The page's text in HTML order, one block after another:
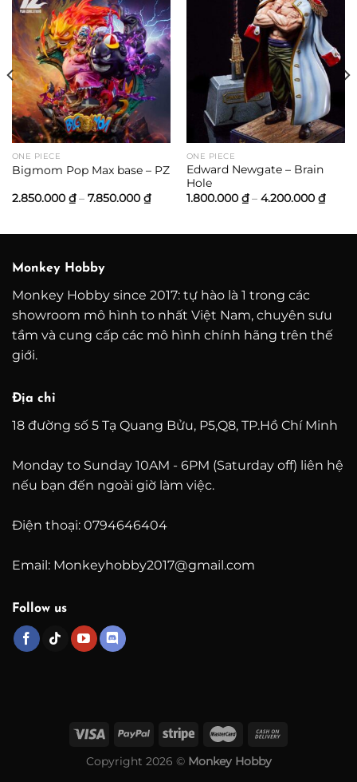
ONE PIECE
Bigmom Pop Max base – PZ
2.850.000 ₫ – 7.850.000 ₫Khoảng
giá:
ONE PIECE
Edward Newgate – Brain
Hole
1.800.000 ₫ – 4.200.000 ₫
giá:
Monkey Hobby
Monkey Hobby since 2017: tự hào là 1 trong các
showroom mô hình to nhất Việt Nam, chuyên sưu
tầm và cung cấp các mô hình chính hãng trên thế
giới.
Địa chỉ
18 đường số 5 Tạ Quang Bửu, P5,Q8, TP.Hồ Chí Minh
Monday to Sunday 10AM - 6PM (Saturday off) liên hệ
nếu bạn đến ngoài giờ làm việc.
Điện thoại: 0794646404
Email: Monkeyhobby2017@gmail.com
Follow us
Copyright 2026 © Monkey Hobby